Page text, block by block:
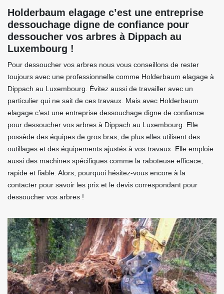
Holderbaum elagage c’est une entreprise
dessouchage digne de confiance pour
dessoucher vos arbres à Dippach au
Luxembourg !
Pour dessoucher vos arbres nous vous conseillons de rester
toujours avec une professionnelle comme Holderbaum elagage à
Dippach au Luxembourg. Évitez aussi de travailler avec un
particulier qui ne sait de ces travaux. Mais avec Holderbaum
elagage c’est une entreprise dessouchage digne de confiance
pour dessoucher vos arbres à Dippach au Luxembourg. Elle
possède des équipes de gros bras, de plus elles utilisent des
outillages et des équipements ajustés à vos travaux. Elle emploie
aussi des machines spécifiques comme la raboteuse efficace,
rapide et fiable. Alors, pourquoi hésitez-vous encore à la
contacter pour savoir les prix et le devis correspondant pour
dessoucher vos arbres !